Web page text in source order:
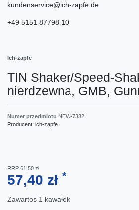
kundenservice@ich-zapfe.de
+49 5151 87798 10
Ich-zapfe
TIN Shaker/Speed-
nierdzewna, GMB,
Numer przedmiotu NEW-7332
Producent: ich-zapfe
RRP 61,50 zł
57,40 zł *
Zawartos 1 kawałek